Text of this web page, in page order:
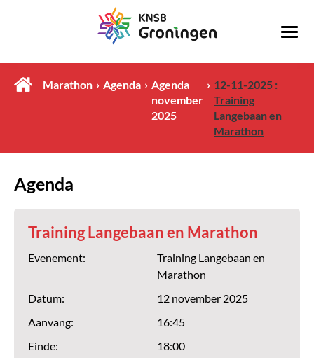
Marathon Agenda
Agenda
november
2025
12-11-2025 :
Training
Langebaan en
Marathon
Agenda
Training Langebaan en Marathon
Evenement:
Training Langebaan en
Marathon
Datum:
12 november 2025
Aanvang:
16:45
Einde:
18:00